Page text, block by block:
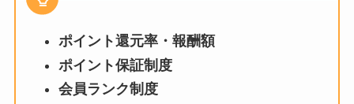
ポイント還元率・報酬額
ポイント保証制度
会員ランク制度